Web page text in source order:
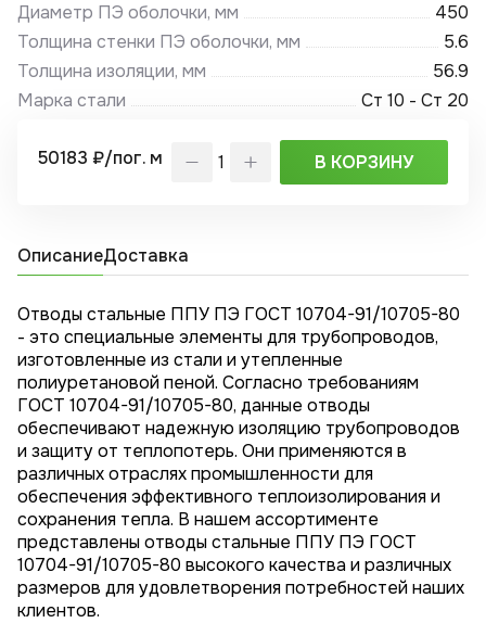
Диаметр ПЭ оболочки, мм
450
Толщина стенки ПЭ оболочки, мм
5.6
Толщина изоляции, мм
56.9
Марка стали
Ст 10 - Ст 20
50183 ₽/пог. м В КОРЗИНУ
ОписаниеДоставка
Отводы стальные ППУ ПЭ ГОСТ 10704-91/10705-80
- это специальные элементы для трубопроводов,
изготовленные из стали и утепленные
полиуретановой пеной. Согласно требованиям
ГОСТ 10704-91/10705-80, данные отводы
обеспечивают надежную изоляцию трубопроводов
и защиту от теплопотерь. Они применяются в
различных отраслях промышленности для
обеспечения эффективного теплоизолирования и
сохранения тепла. В нашем ассортименте
представлены отводы стальные ППУ ПЭ ГОСТ
10704-91/10705-80 высокого качества и различных
размеров для удовлетворения потребностей наших
клиентов.